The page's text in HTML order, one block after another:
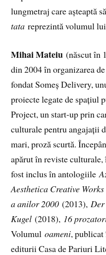
lungmetraj care așteaptă
tata reprezintă volumul
Mihai Mateiu (născut în
din 2004 în organizarea
fondat Someș Delivery,
proiecte legate de spațiul
Project, un start-up prin
culturale pentru angajații
mari, proză scurtă.
apărut în reviste
fost inclus în antologiile
Aesthetica Creative Works
a anilor 2000 (2013),Der
Kugel (2018), 16
Volumuloameni, publicat
editurii Casa de Pariuri